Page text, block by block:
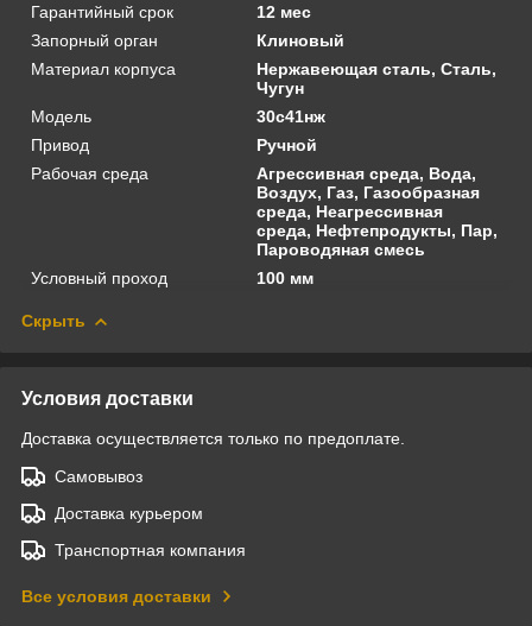
Гарантийный срок
12 мес
Запорный орган
Клиновый
Материал корпуса
Нержавеющая сталь, Сталь,
Чугун
Модель
30с41нж
Привод
Ручной
Рабочая среда
Агрессивная среда, Вода,
Воздух, Газ, Газообразная
среда, Неагрессивная
среда, Нефтепродукты, Пар,
Пароводяная смесь
Условный проход
100 мм
Скрыть
Условия доставки
Доставка осуществляется только по предоплате.
Самовывоз
Доставка курьером
Транспортная компания
Все условия доставки